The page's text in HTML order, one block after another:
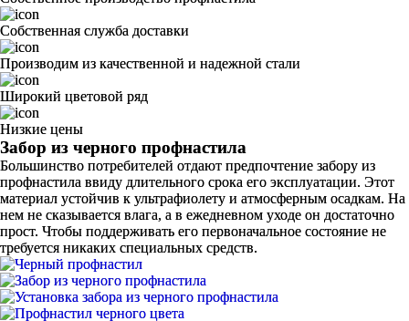
Собственная служба доставки
Производим из качественной и надежной стали
Широкий цветовой ряд
Низкие цены
Забор из черного профнастила
Большинство потребителей отдают предпочтение забору из
профнастила ввиду длительного срока его эксплуатации. Этот
материал устойчив к ультрафиолету и атмосферным осадкам. На
нем не сказывается влага, а в ежедневном уходе он достаточно
прост. Чтобы поддерживать его первоначальное состояние не
требуется никаких специальных средств.